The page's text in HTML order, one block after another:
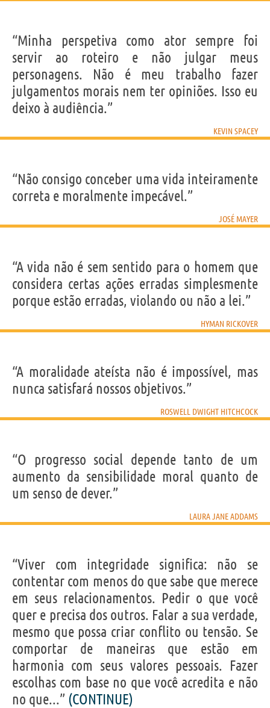
“Minha perspetiva como ator sempre foi
servir ao roteiro e não julgar meus
personagens. Não é meu trabalho fazer
julgamentos morais nem ter opiniões. Isso eu
deixo à audiência.”
KEVIN SPACEY
“Não consigo conceber uma vida inteiramente
correta e moralmente impecável.”
JOSÉ MAYER
“A vida não é sem sentido para o homem que
considera certas ações erradas simplesmente
porque estão erradas, violando ou não a lei.”
HYMAN RICKOVER
“A moralidade ateísta não é impossível, mas
nunca satisfará nossos objetivos.”
ROSWELL DWIGHT HITCHCOCK
“O progresso social depende tanto de um
aumento da sensibilidade moral quanto de
um senso de dever.”
LAURA JANE ADDAMS
“Viver com integridade significa: não se
contentar com menos do que sabe que merece
em seus relacionamentos. Pedir o que você
quer e precisa dos outros. Falar a sua verdade,
mesmo que possa criar conflito ou tensão. Se
comportar de maneiras que estão em
harmonia com seus valores pessoais. Fazer
escolhas com base no que você acredita e não
no que...” (CONTINUE)